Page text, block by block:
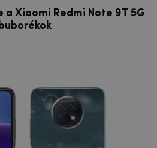
Xiaomi Redmi Note 9T 5G